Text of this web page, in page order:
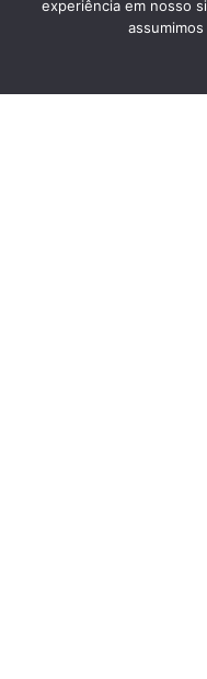
experiência em nosso